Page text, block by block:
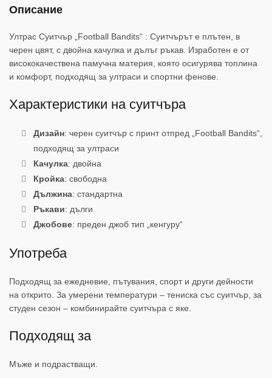
Описание
Ултрас Суитчър „Football Bandits“ : Суитчърът е плътен, в
черен цвят, с двойна качулка и дълъг ръкав. Изработен е от
висококачествена памучна материя, която осигурява топлина
и комфорт, подходящ за ултраси и спортни фенове.
Характеристики на суитчъра
Дизайн: черен суитчър с принт отпред „Football Bandits“,
подходящ за ултраси
Качулка: двойна
Кройка: свободна
Дължина: стандартна
Ръкави: дълги
Джобове: преден джоб тип „кенгуру“
Употреба
Подходящ за ежедневие, пътувания, спорт и други дейности
на открито. За умерени температури – тениска със суитчър, за
студен сезон – комбинирайте суитчъра с яке.
Подходящ за
Мъже и подрастващи.